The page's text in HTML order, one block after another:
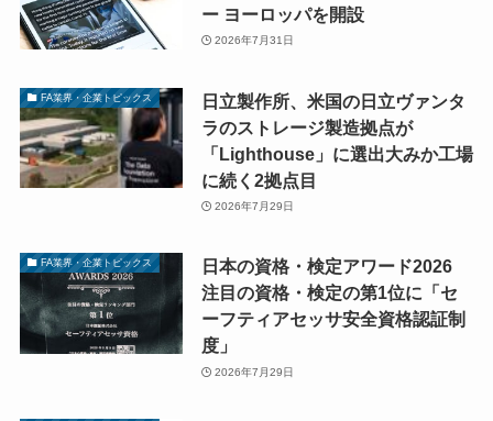
ー ヨーロッパを開設
2026年7月31日
FA業界・企業トピックス
日立製作所、米国の日立ヴァンタ
ラのストレージ製造拠点が
「Lighthouse」に選出大みか工場
に続く2拠点目
2026年7月29日
FA業界・企業トピックス
日本の資格・検定アワード2026
注目の資格・検定の第1位に「セ
ーフティアセッサ安全資格認証制
度」
2026年7月29日